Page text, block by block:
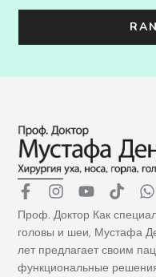
F
a
c
e
b
o
I
n
s
t
a
g
Y
o
u
t
u
b
T
i
k
t
o
k
W
a
t
s
a
Проф. Доктор Как
головы и шеи, Мустафа
лет предлагает своим
функциональные